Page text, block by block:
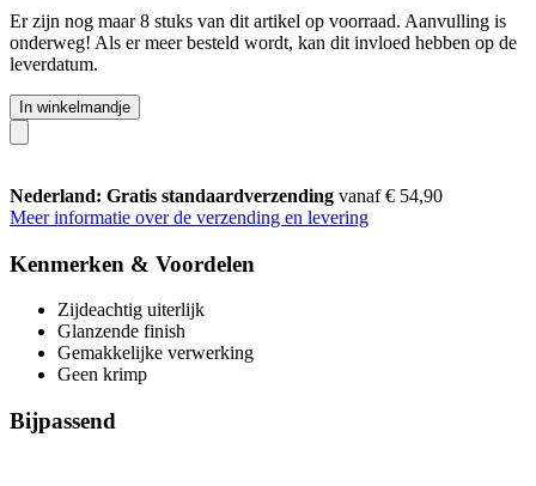
Er zijn nog maar 8 stuks van dit artikel op voorraad. Aanvulling is
onderweg! Als er meer besteld wordt, kan dit invloed hebben op de
leverdatum.
In winkelmandje
Nederland: Gratis standaardverzending vanaf € 54,90
Meer informatie over de verzending en levering
Kenmerken & Voordelen
Zijdeachtig uiterlijk
Glanzende finish
Gemakkelijke verwerking
Geen krimp
Bijpassend